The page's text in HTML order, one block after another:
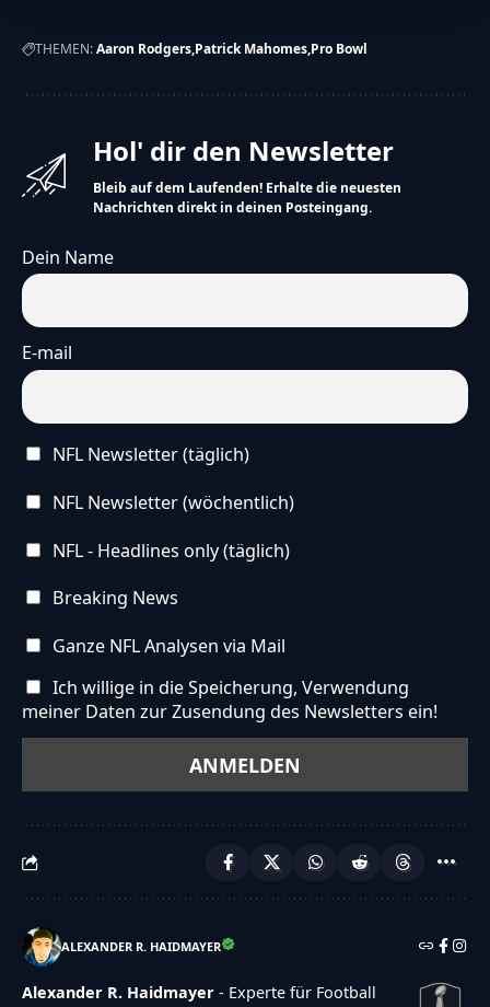
THEMEN:Aaron Rodgers Patrick Mahomes Pro Bowl
Hol' dir den Newsletter
Bleib auf dem Laufenden! Erhalte die neuesten
Nachrichten direkt in deinen Posteingang.
Dein Name
E-mail
NFL Newsletter (täglich)
NFL Newsletter (wöchentlich)
NFL - Headlines only (täglich)
Breaking News
Ganze NFL Analysen via Mail
Ich willige in die Speicherung, Verwendung
meiner Daten zur Zusendung des Newsletters ein!
ALEXANDER R. HAIDMAYER
Alexander R. Haidmayer - Experte für Football